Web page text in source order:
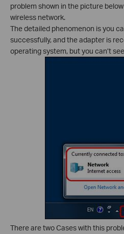
problem shown in the picture
wireless network.
The detailed phenomenon is you
successfully, and the adapter is
operating system, but you can’t
There are two Cases with this